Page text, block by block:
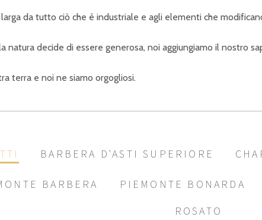
da tutto ciò che è industriale e agli elementi che
natura decide di essere generosa, noi aggiungiamo il nostro
terra e noi ne siamo orgogliosi.
BARBERA D'ASTI SUPERIORE
BARBERA PIEMONTE BONARDA
ROSATO